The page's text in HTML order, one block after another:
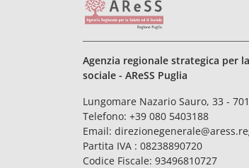
Agenzia regionale strategica per
sociale - AReSS Puglia
Lungomare Nazario Sauro, 33 -
Telefono: +39 080 5403188
Email:
Partita IVA : 08238890720
Codice Fiscale: 93496810727